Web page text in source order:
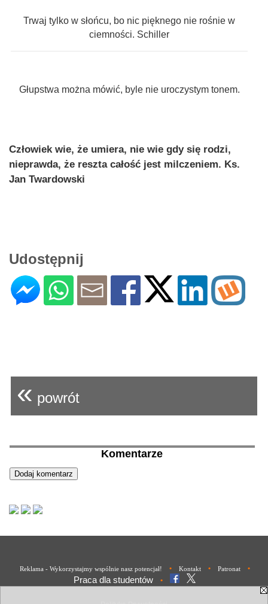
Trwaj tylko w słońcu, bo nic pięknego nie rośnie w
ciemności. Schiller
Głupstwa można mówić, byle nie uroczystym tonem.
Człowiek wie, że umiera, nie wie gdy się rodzi,
nieprawda, że reszta całość jest milczeniem. Ks.
Jan Twardowski
Udostępnij
« powrót
Komentarze
Reklama - Wykorzystajmy wspólnie nasz potencjał! • Kontakt • Patronat •
Praca dla studentów •